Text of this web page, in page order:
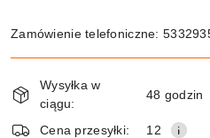
Zamówienie telefoniczne:
i
dostawa
Wysyłka w
ciągu:
48 godzin
Cena przesyłki: 12